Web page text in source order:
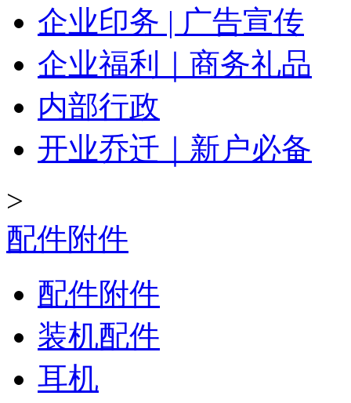
企业印务 | 广告宣传
企业福利｜商务礼品
内部行政
开业乔迁｜新户必备
>
配件附件
配件附件
装机配件
耳机